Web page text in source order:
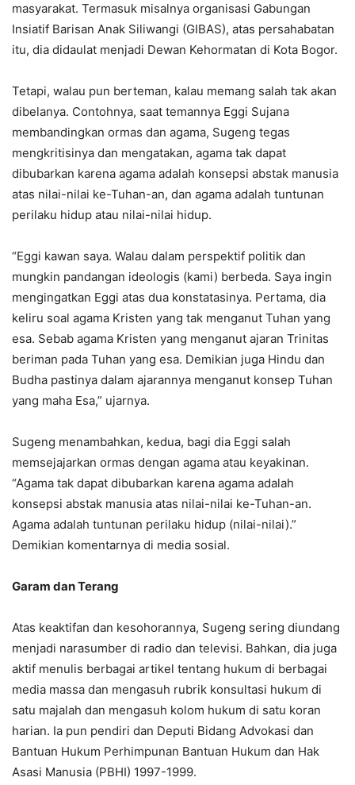
masyarakat. Termasuk misalnya organisasi Gabungan
Insiatif Barisan Anak Siliwangi (GIBAS), atas persahabatan
itu, dia didaulat menjadi Dewan Kehormatan di Kota Bogor.
Tetapi, walau pun berteman, kalau memang salah tak akan
dibelanya. Contohnya, saat temannya Eggi Sujana
membandingkan ormas dan agama, Sugeng tegas
mengkritisinya dan mengatakan, agama tak dapat
dibubarkan karena agama adalah konsepsi abstak manusia
atas nilai-nilai ke-Tuhan-an, dan agama adalah tuntunan
perilaku hidup atau nilai-nilai hidup.
“Eggi kawan saya. Walau dalam perspektif politik dan
mungkin pandangan ideologis (kami) berbeda. Saya ingin
mengingatkan Eggi atas dua konstatasinya. Pertama, dia
keliru soal agama Kristen yang tak menganut Tuhan yang
esa. Sebab agama Kristen yang menganut ajaran Trinitas
beriman pada Tuhan yang esa. Demikian juga Hindu dan
Budha pastinya dalam ajarannya menganut konsep Tuhan
yang maha Esa,” ujarnya.
Sugeng menambahkan, kedua, bagi dia Eggi salah
memsejajarkan ormas dengan agama atau keyakinan.
“Agama tak dapat dibubarkan karena agama adalah
konsepsi abstak manusia atas nilai-nilai ke-Tuhan-an.
Agama adalah tuntunan perilaku hidup (nilai-nilai).”
Demikian komentarnya di media sosial.
Garam danTerang
Atas keaktifan dan kesohorannya, Sugeng sering diundang
menjadi narasumber di radio dan televisi. Bahkan, dia juga
aktif menulis berbagai artikel tentang hukum di berbagai
media massa dan mengasuh rubrik konsultasi hukum di
satu majalah dan mengasuh kolom hukum di satu koran
harian. Ia pun pendiri dan Deputi Bidang Advokasi dan
Bantuan Hukum Perhimpunan Bantuan Hukum dan Hak
Asasi Manusia (PBHI) 1997-1999.